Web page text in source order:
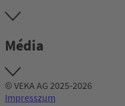
Média
© VEKA AG 2025-2026
Impresszum